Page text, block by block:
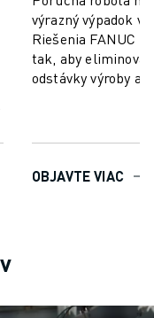
výrazný výpadok
Riešenia FANUC
tak, aby
odstávky výroby a
OBJAVTE VIAC